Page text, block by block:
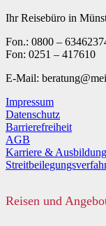
Ihr Reisebüro in
Fon.: 0800 –
Fon: 0251 – 417610
E-Mail:
Impressum
Datenschutz
Barrierefreiheit
AGB
Karriere & Ausbildung
Reisen und